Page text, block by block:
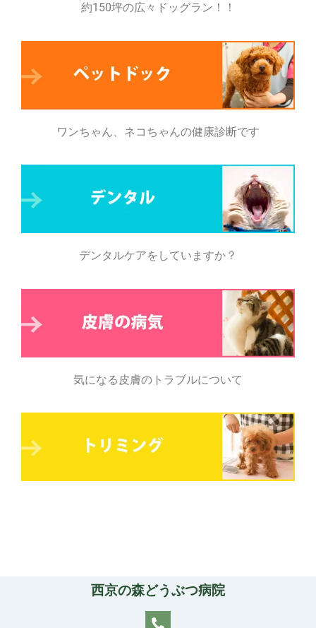
約150坪の広々ドッグラン！！
ワンちゃん、ネコちゃんの健康診断です
デンタルケアをしていますか？
気になる皮膚のトラブルについて
西京の森どうぶつ病院